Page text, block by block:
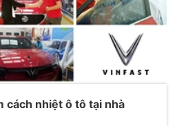
cách nhiệt ô tô tại nhà